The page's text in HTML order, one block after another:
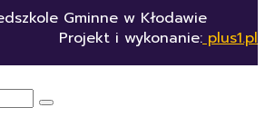
Gminne w Kłodawie
Projekt i wykonanie: plus1.pl